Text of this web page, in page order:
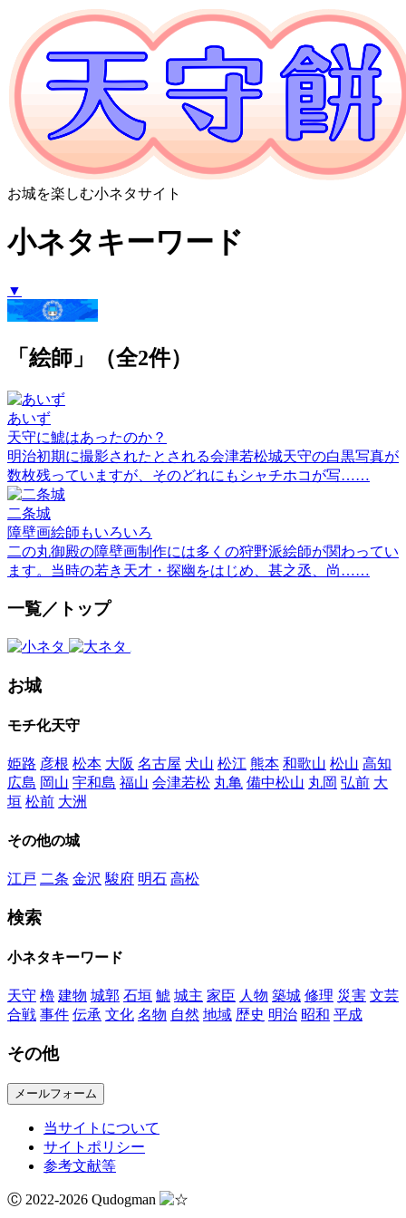
お城を楽しむ小ネタサイト
小ネタキーワード
▼
「絵師」（全2件）
あいず
天守に鯱はあったのか？
明治初期に撮影されたとされる会津若松城天守の白黒写真が
数枚残っていますが、そのどれにもシャチホコが写……
二条城
障壁画絵師もいろいろ
二の丸御殿の障壁画制作には多くの狩野派絵師が関わってい
ます。当時の若き天才・探幽をはじめ、甚之丞、尚……
一覧／トップ
お城
モチ化天守
姫路 彦根 松本 大阪 名古屋 犬山 松江 熊本 和歌山 松山 高知
広島 岡山 宇和島 福山 会津若松 丸亀 備中松山 丸岡 弘前 大
垣 松前 大洲
その他の城
江戸 二条 金沢 駿府 明石 高松
検索
小ネタキーワード
天守 櫓 建物 城郭 石垣 鯱 城主 家臣 人物 築城 修理 災害 文芸
合戦 事件 伝承 文化 名物 自然 地域 歴史 明治 昭和 平成
その他
メールフォーム
当サイトについて
サイトポリシー
参考文献等
Ⓒ 2022-2026 Qudogman